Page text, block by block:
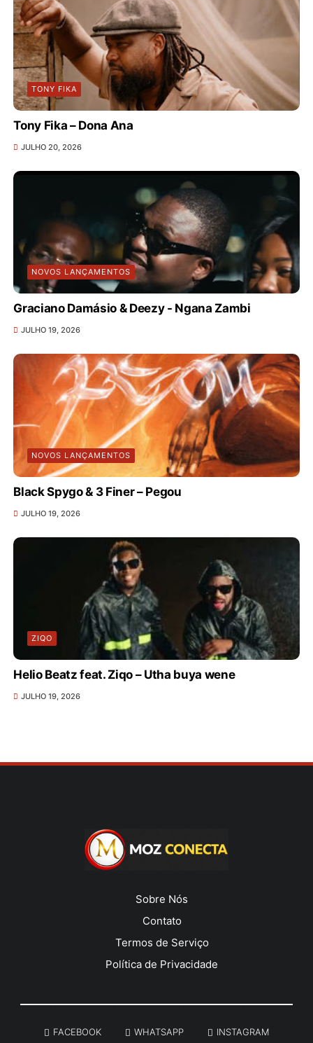
TONY FIKA
Tony Fika – Dona Ana
JULHO 20, 2026
NOVOS LANÇAMENTOS
Graciano Damásio & Deezy - Ngana Zambi
JULHO 19, 2026
NOVOS LANÇAMENTOS
Black Spygo & 3 Finer – Pegou
JULHO 19, 2026
ZIQO
Helio Beatz feat. Ziqo – Utha buya wene
JULHO 19, 2026
Sobre Nós
Contato
Termos de Serviço
Política de Privacidade
FACEBOOK WHATSAPP INSTAGRAM